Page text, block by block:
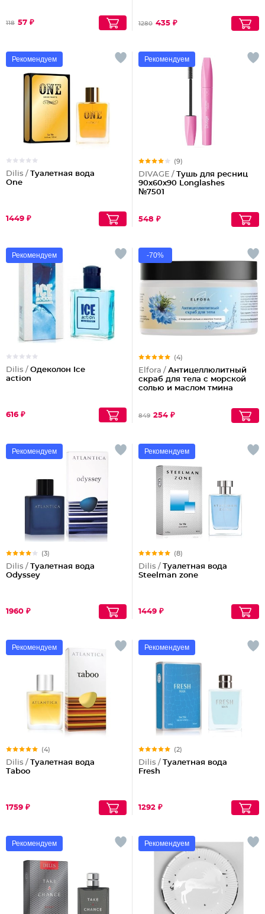
118 57 ₽ 1280 435 ₽
Рекомендуем
Dilis / Туалетная вода
One
1449 ₽
Рекомендуем
(9)
DIVAGE / Тушь для ресниц
90x60x90 Longlashes
№7501
548 ₽
Рекомендуем
Dilis / Одеколон Ice
action
616 ₽
-70%
(4)
Elfora / Антицеллюлитный
скраб для тела с морской
солью и маслом тмина
849 254 ₽
Рекомендуем
(3)
Dilis / Туалетная вода
Odyssey
1960 ₽
Рекомендуем
(8)
Dilis / Туалетная вода
Steelman zone
1449 ₽
Рекомендуем
(4)
Dilis / Туалетная вода
Taboo
1759 ₽
Рекомендуем
(2)
Dilis / Туалетная вода
Fresh
1292 ₽
Рекомендуем Рекомендуем